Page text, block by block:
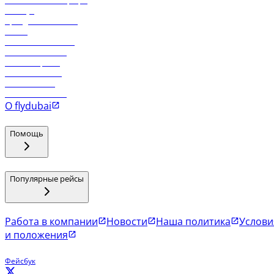
О flydubai
Помощь
Популярные рейсы
Работа в компании Новости Наша политика
и положения
Фейсбук